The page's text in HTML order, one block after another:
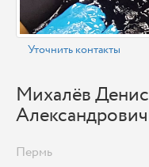
Уточнить контакты
Михалёв Денис
Александрович
Пермь